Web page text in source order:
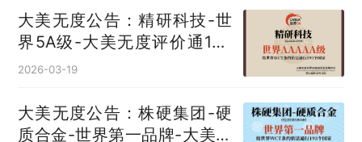
大美无度公告：精研科技-世
界5A级-大美无度评价通193
国
2026-03-19
大美无度公告：株硬集团-硬
质合金‌-世界第一品牌-大美无